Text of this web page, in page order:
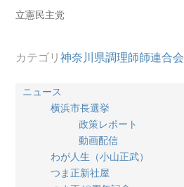
立憲民主党
カテゴリ神奈川県調理師師連合会
ニュース
横浜市長選挙
政策レポート
動画配信
わが人生（小山正武）
つま正新社屋